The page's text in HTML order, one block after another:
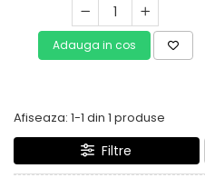
Adauga in cos
Afiseaza: 1-1 din 1 produse
Filtre